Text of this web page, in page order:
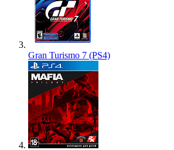
Gran Turismo 7 (PS4)